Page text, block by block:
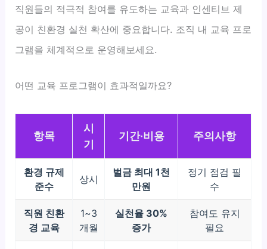
직원들의 적극적 참여를 유도하는 교육과 인센티브 제
공이 친환경 실천 확산에 중요합니다. 조직 내 교육 프로
그램을 체계적으로 운영해보세요.
어떤 교육 프로그램이 효과적일까요?
항목
시
기
기간·비용 주의사항
환경 규제
준수
상시
벌금 최대 1천
만원
정기 점검 필
수
직원 친환
경 교육
1~3
개월
실천율 30%
증가
참여도 유지
필요